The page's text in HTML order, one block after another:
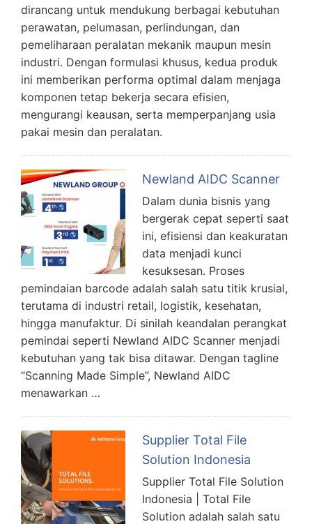
dirancang untuk mendukung berbagai kebutuhan
perawatan, pelumasan, perlindungan, dan
pemeliharaan peralatan mekanik maupun mesin
industri. Dengan formulasi khusus, kedua produk
ini memberikan performa optimal dalam menjaga
komponen tetap bekerja secara efisien,
mengurangi keausan, serta memperpanjang usia
pakai mesin dan peralatan.
Newland AIDC Scanner
Dalam dunia bisnis yang
bergerak cepat seperti saat
ini, efisiensi dan keakuratan
data menjadi kunci
kesuksesan. Proses
pemindaian barcode adalah salah satu titik krusial,
terutama di industri retail, logistik, kesehatan,
hingga manufaktur. Di sinilah keandalan perangkat
pemindai seperti Newland AIDC Scanner menjadi
kebutuhan yang tak bisa ditawar. Dengan tagline
“Scanning Made Simple”, Newland AIDC
menawarkan …
Supplier Total File
Solution Indonesia
Supplier Total File Solution
Indonesia | Total File
Solution adalah salah satu